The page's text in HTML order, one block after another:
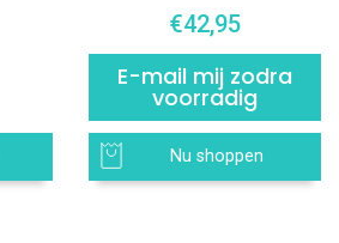
€42,95
E-mail mij zodra
voorradig
Nu shoppen